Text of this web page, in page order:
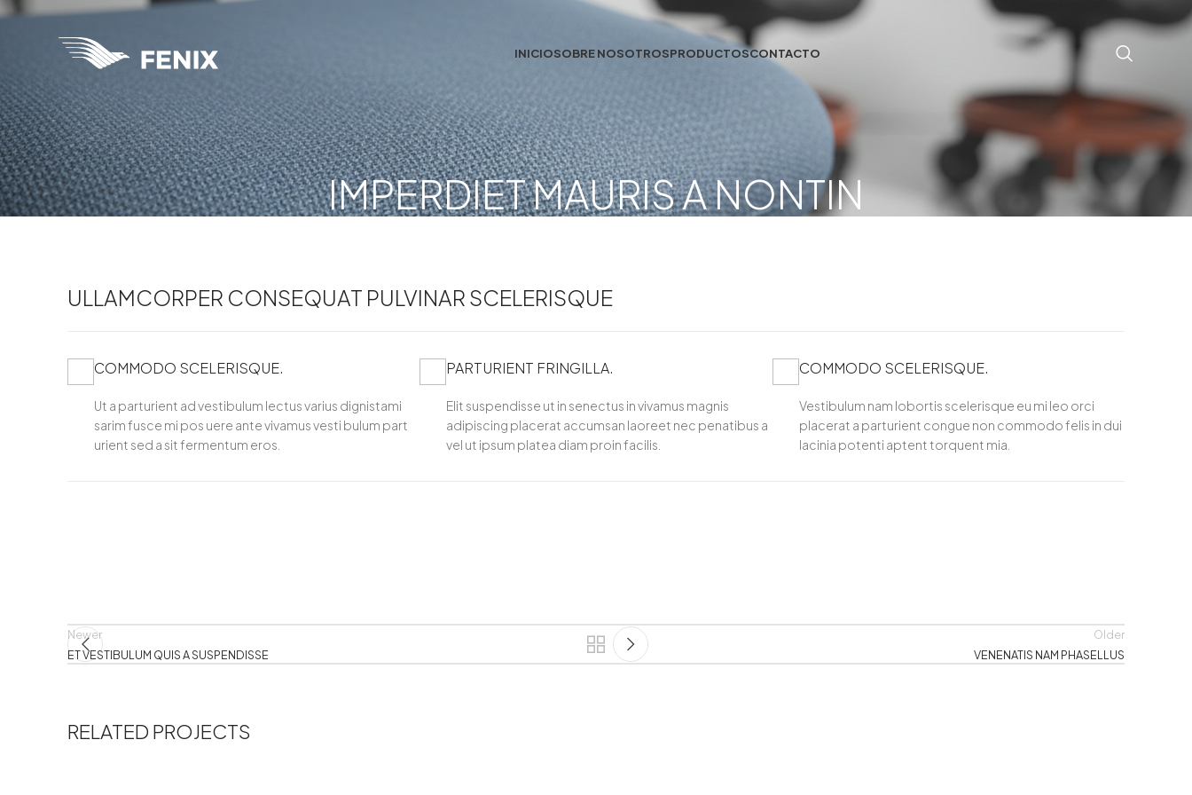
INICIOSOBRE NOSOTROSPRODUCTOSCONTACTO
IMPERDIET MAURIS A NONTIN
ULLAMCORPER CONSEQUAT PULVINAR SCELERISQUE
COMMODO SCELERISQUE.
Ut a parturient ad vestibulum lectus varius dignistami
sarim fusce mi pos uere ante vivamus vesti bulum part
urient sed a sit fermentum eros.
PARTURIENT FRINGILLA.
Elit suspendisse ut in senectus in vivamus magnis
adipiscing placerat accumsan laoreet nec penatibus a
vel ut ipsum platea diam proin facilis.
COMMODO SCELERISQUE.
Vestibulum nam lobortis scelerisque eu mi leo orci
placerat a parturient congue non commodo felis in dui
lacinia potenti aptent torquent mia.
Newer
ET VESTIBULUM QUIS A SUSPENDISSE
Older
VENENATIS NAM PHASELLUS
RELATED PROJECTS